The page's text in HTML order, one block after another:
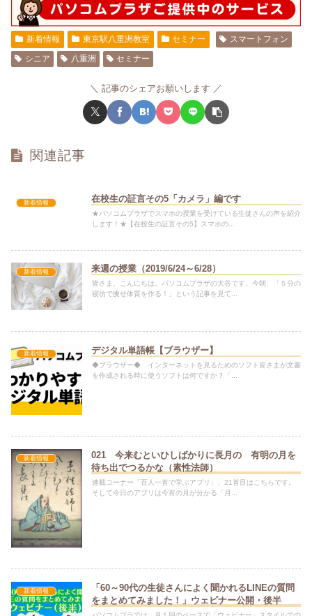
新着情報 東京駅八重洲教室 セミナー
スマートフォン
シニア
八重洲 セミナー
記事のシェアお願いします
関連記事
新着情報 在校生の証言その5「カメラ」編です
★パソコムプラザでスマホの授業を受けている生徒さんの声を紹介
します！★【在校生の証言その5】スマホの...
新着情報 来週の授業（2019/6/24～6/28）
皆さま、こんにちは。パソコムプラザの大谷です。今朝、「５分の
寝坊で痩せ体質を作る！」という記事を見て...
新着情報 デジタル単語帳【ブラウザー】
◆ブラウザー◆ インターネットを見るためのソフト皆さまが文書
を作成される時に使うソフトは何ですか？「...
新着情報
021 今来むといひしばかりに長月の 有明の月を
待ち出でつるかな（素性法師）
連載コーナー「百人一首で学ぶアプリ」、21首目はこちらです。
そして今日のアプリは今宵の月が分かる「月...
新着情報
「60～90代の生徒さんによく聞かれるLINEの質問
をまとめてみました！」ウェビナー公開・後半